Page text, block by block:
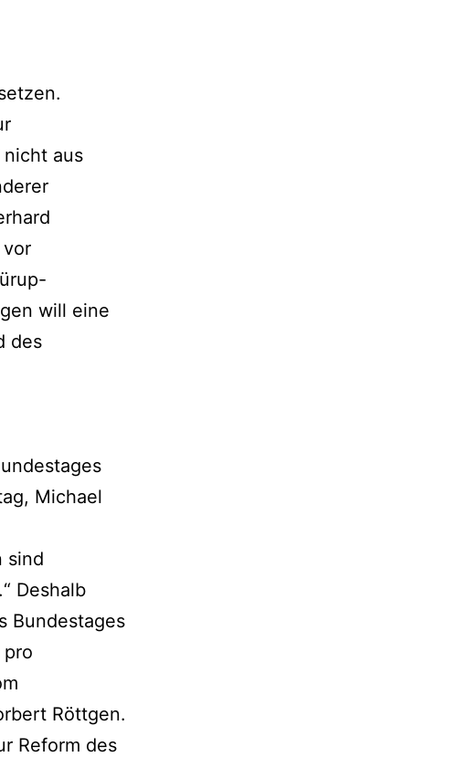
nicht aus
will eine
des
Michael
sind
Deshalb
Bundestages
Röttgen.
Reform des